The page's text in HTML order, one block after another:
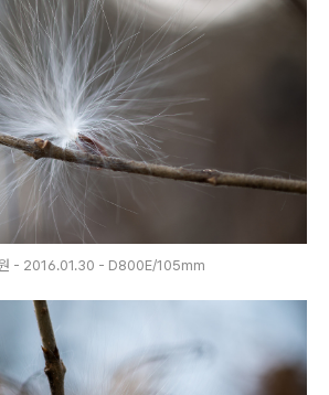
원 - 2016.01.30 - D800E/105mm